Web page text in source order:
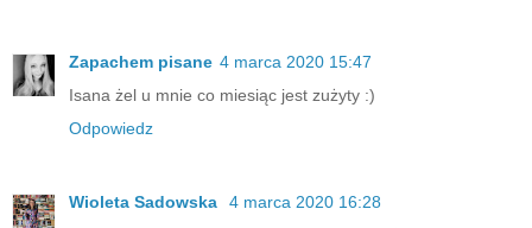
Zapachem pisane 4 marca 2020 15:47
Isana żel u mnie co miesiąc jest zużyty :)
Odpowiedz
Wioleta Sadowska
4 marca 2020 16:28